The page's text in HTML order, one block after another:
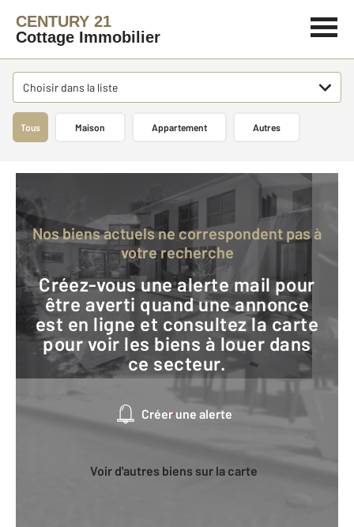
CENTURY 21
Cottage Immobilier
Choisir dans la liste
Tous Maison Appartement Autres
Nos biens actuels ne correspondent pas à
votre recherche
Créez-vous une alerte mail pour
être averti quand une annonce
est en ligne et consultez la carte
pour voir les biens à louer dans
ce secteur.
Créer une alerte
Voir d'autres biens sur la carte